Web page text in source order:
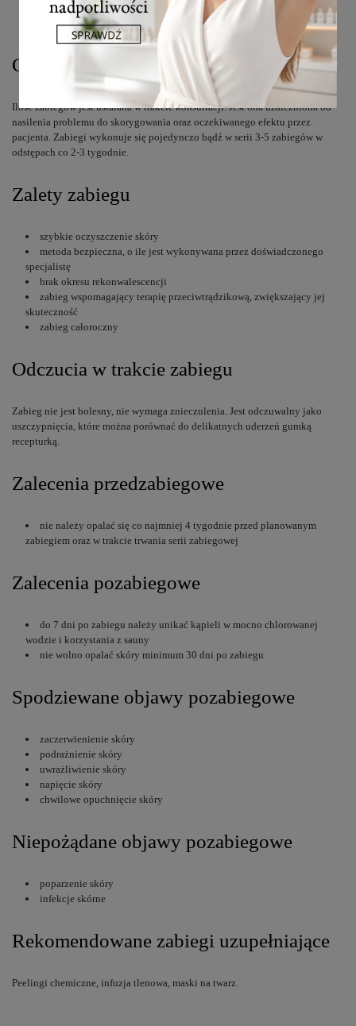
przyjmowanie leków lub ziół uwrażliwiających skórę na światło
terapia sterydami
Częstotliwość i liczba zabiegów
Ilość zabiegów jest ustalana w trakcie konsultacji. Jest ona uzależniona od
nasilenia problemu do skorygowania oraz oczekiwanego efektu przez
pacjenta. Zabiegi wykonuje się pojedynczo bądź w serii 3-5 zabiegów w
odstępach co 2-3 tygodnie.
Zalety zabiegu
szybkie oczyszczenie skóry
metoda bezpieczna, o ile jest wykonywana przez doświadczonego
specjalistę
brak okresu rekonwalescencji
zabieg wspomagający terapię przeciwtrądzikową, zwiększający jej
skuteczność
zabieg całoroczny
Odczucia w trakcie zabiegu
Zabieg nie jest bolesny, nie wymaga znieczulenia. Jest odczuwalny jako
uszczypnięcia, które można porównać do delikatnych uderzeń gumką
recepturką.
Zalecenia przedzabiegowe
nie należy opalać się co najmniej 4 tygodnie przed planowanym
zabiegiem oraz w trakcie trwania serii zabiegowej
Zalecenia pozabiegowe
do 7 dni po zabiegu należy unikać kąpieli w mocno chlorowanej
wodzie i korzystania z sauny
nie wolno opalać skóry minimum 30 dni po zabiegu
Spodziewane objawy pozabiegowe
zaczerwienienie skóry
podrażnienie skóry
uwrażliwienie skóry
napięcie skóry
chwilowe opuchnięcie skóry
Niepożądane objawy pozabiegowe
poparzenie skóry
infekcje skórne
Rekomendowane zabiegi uzupełniające
Peelingi chemiczne, infuzja tlenowa, maski na twarz.